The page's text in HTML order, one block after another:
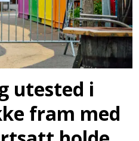
utested i
fram med